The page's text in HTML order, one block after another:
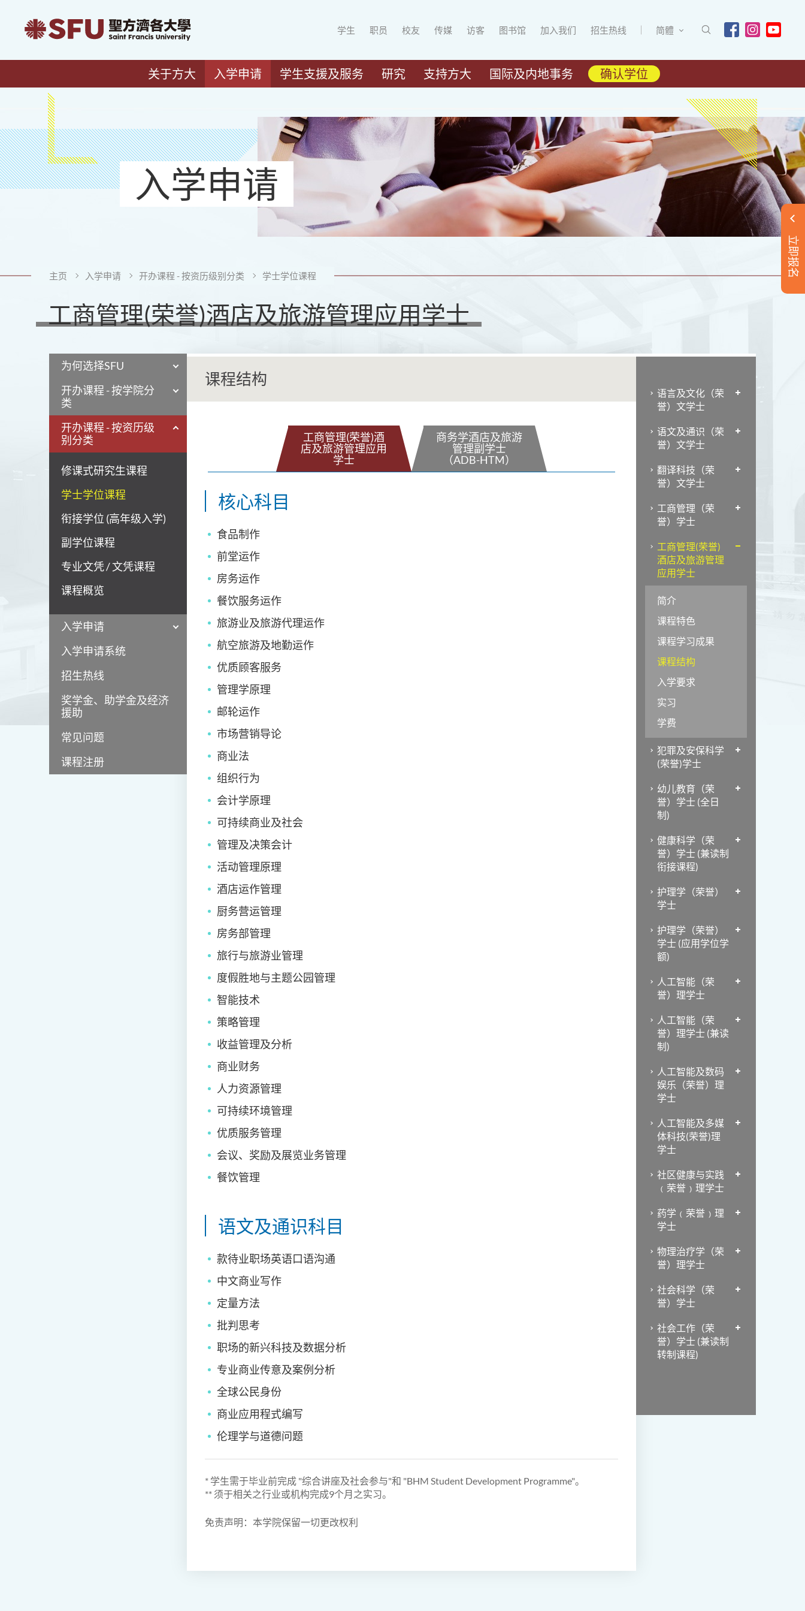
学生 职员 校友 传媒 访客 图书馆 加入我们 招生热线 简體
关于方大 入学申请 学生支援及服务 研究 支持方大 国际及内地事务 确认学位
立即报名
入学申请
主页 入学申请 开办课程 - 按资历级别分类 学士学位课程
工商管理(荣誉)酒店及旅游管理应用学士
为何选择SFU
开办课程 - 按学院分
类
开办课程 - 按资历级
别分类
修课式研究生课程
学士学位课程
衔接学位 (高年级入学)
副学位课程
专业文凭 / 文凭课程
课程概览
入学申请
入学申请系统
招生热线
奖学金、助学金及经济
援助
常见问题
课程注册
课程结构
工商管理(荣誉)酒
店及旅游管理应用
学士
商务学酒店及旅游
管理副学士
（ADB-HTM）
核心科目
食品制作
前堂运作
房务运作
餐饮服务运作
旅游业及旅游代理运作
航空旅游及地勤运作
优质顾客服务
管理学原理
邮轮运作
市场营销导论
商业法
组织行为
会计学原理
可持续商业及社会
管理及决策会计
活动管理原理
酒店运作管理
厨务营运管理
房务部管理
旅行与旅游业管理
度假胜地与主题公园管理
智能技术
策略管理
收益管理及分析
商业财务
人力资源管理
可持续环境管理
优质服务管理
会议、奖励及展览业务管理
餐饮管理
语文及通识科目
款待业职场英语口语沟通
中文商业写作
定量方法
批判思考
职场的新兴科技及数据分析
专业商业传意及案例分析
全球公民身份
商业应用程式编写
伦理学与道德问题
* 学生需于毕业前完成 "综合讲座及社会参与"和 "BHM Student Development Programme"。
** 须于相关之行业或机构完成9个月之实习。
免责声明：本学院保留一切更改权利
语言及文化（荣
誉）文学士
语文及通识（荣
誉）文学士
翻译科技（荣
誉）文学士
工商管理（荣
誉）学士
工商管理(荣誉)
酒店及旅游管理
应用学士
简介
课程特色
课程学习成果
课程结构
入学要求
实习
学费
犯罪及安保科学
(荣誉)学士
幼儿教育（荣
誉）学士 (全日
制)
健康科学（荣
誉）学士 (兼读制
衔接课程)
护理学（荣誉）
学士
护理学（荣誉）
学士 (应用学位学
额)
人工智能（荣
誉）理学士
人工智能（荣
誉）理学士 (兼读
制)
人工智能及数码
娱乐（荣誉）理
学士
人工智能及多媒
体科技(荣誉)理
学士
社区健康与实践
﹙荣誉﹚理学士
药学﹙荣誉﹚理
学士
物理治疗学（荣
誉）理学士
社会科学（荣
誉）学士
社会工作（荣
誉）学士 (兼读制
转制课程)